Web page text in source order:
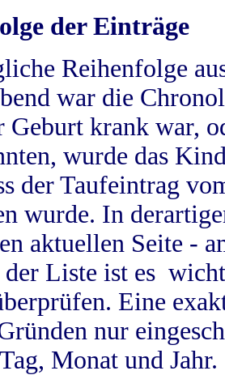
der Einträge
Reihenfolge
war die
Geburt krank war,
wurde das
der Taufeintrag
wurde. In
aktuellen Seite -
der Liste ist es
Eine
nur
Monat und Jahr.